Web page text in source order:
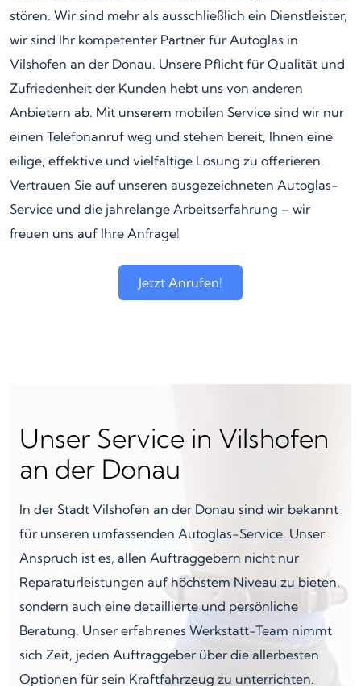
stören. Wir sind mehr als ausschließlich ein Dienstleister,
wir sind Ihr kompetenter Partner für Autoglas in
Vilshofen an der Donau. Unsere Pflicht für Qualität und
Zufriedenheit der Kunden hebt uns von anderen
Anbietern ab. Mit unserem mobilen Service sind wir nur
einen Telefonanruf weg und stehen bereit, Ihnen eine
eilige, effektive und vielfältige Lösung zu offerieren.
Vertrauen Sie auf unseren ausgezeichneten Autoglas-
Service und die jahrelange Arbeitserfahrung – wir
freuen uns auf Ihre Anfrage!
Jetzt Anrufen!
Unser Service in Vilshofen
an der Donau
In der Stadt Vilshofen an der Donau sind wir bekannt
für unseren umfassenden Autoglas-Service. Unser
Anspruch ist es, allen Auftraggebern nicht nur
Reparaturleistungen auf höchstem Niveau zu bieten,
sondern auch eine detaillierte und persönliche
Beratung. Unser erfahrenes Werkstatt-Team nimmt
sich Zeit, jeden Auftraggeber über die allerbesten
Optionen für sein Kraftfahrzeug zu unterrichten.